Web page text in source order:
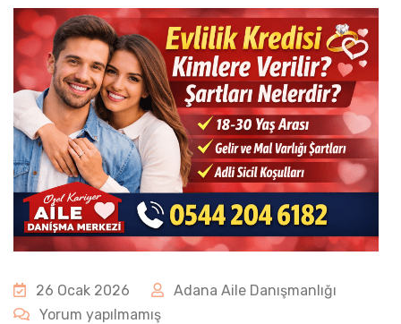
26 Ocak 2026
Adana Aile Danışmanlığı
Yorum yapılmamış